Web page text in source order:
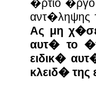
�ρτιο �ργο
αντ�ληψης
Ας μη
αυτ� το
ειδικ�
κλειδ�